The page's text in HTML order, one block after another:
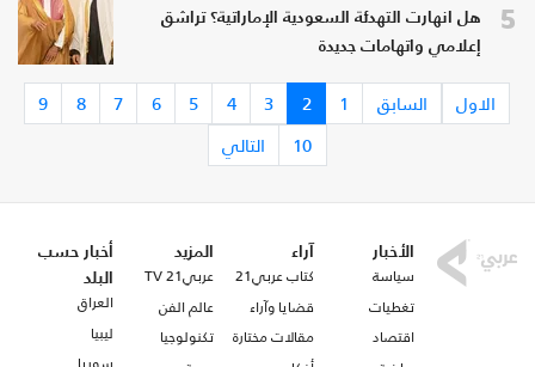
5
هل انهارت التهدئة السعودية الإماراتية؟ تراشق
إعلامي واتهامات جديدة
الاول السابق 1
2
3
4
5
6
7
8
9
10
التالي
الأخبار
سياسة
تغطيات
اقتصاد
آراء
كتاب عربي21
قضايا وآراء
مقالات مختارة
المزيد
عربي21 TV
عالم الفن
تكنولوجيا
أخبار حسب
البلد
العراق
ليبيا